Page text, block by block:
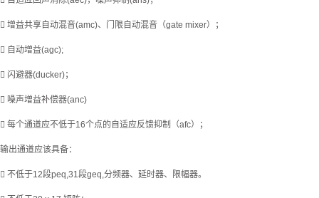
 增益共享自动混音(amc)、门限自动混音（gate mixer）；
 自动增益(agc);
 闪避器(ducker)；
 噪声增益补偿器(anc)
 每个通道应不低于16个点的自适应反馈抑制（afc）；
输出通道应该具备：
 不低于12段peq,31段geq,分频器、延时器、限幅器。